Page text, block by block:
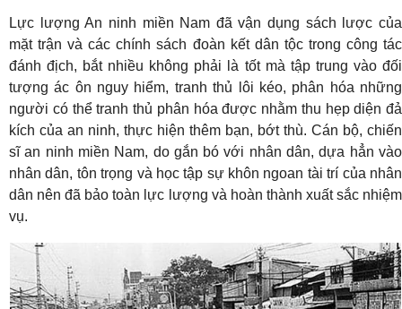
Lực lượng An ninh miền Nam đã vận dụng sách lược của
mặt trận và các chính sách đoàn kết dân tộc trong công tác
đánh địch, bắt nhiều không phải là tốt mà tập trung vào đối
tượng ác ôn nguy hiểm, tranh thủ lôi kéo, phân hóa những
người có thể tranh thủ phân hóa được nhằm thu hẹp diện đả
kích của an ninh, thực hiện thêm bạn, bớt thù. Cán bộ, chiến
sĩ an ninh miền Nam, do gắn bó với nhân dân, dựa hẳn vào
nhân dân, tôn trọng và học tập sự khôn ngoan tài trí của nhân
dân nên đã bảo toàn lực lượng và hoàn thành xuất sắc nhiệm
vụ.